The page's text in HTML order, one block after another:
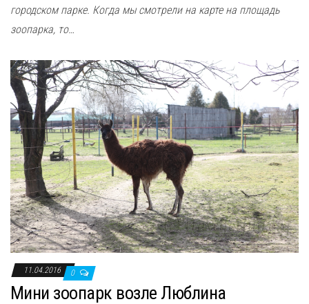
городском парке. Когда мы смотрели на карте на площадь
зоопарка, то…
11.04.2016 0
Мини зоопарк возле Люблина